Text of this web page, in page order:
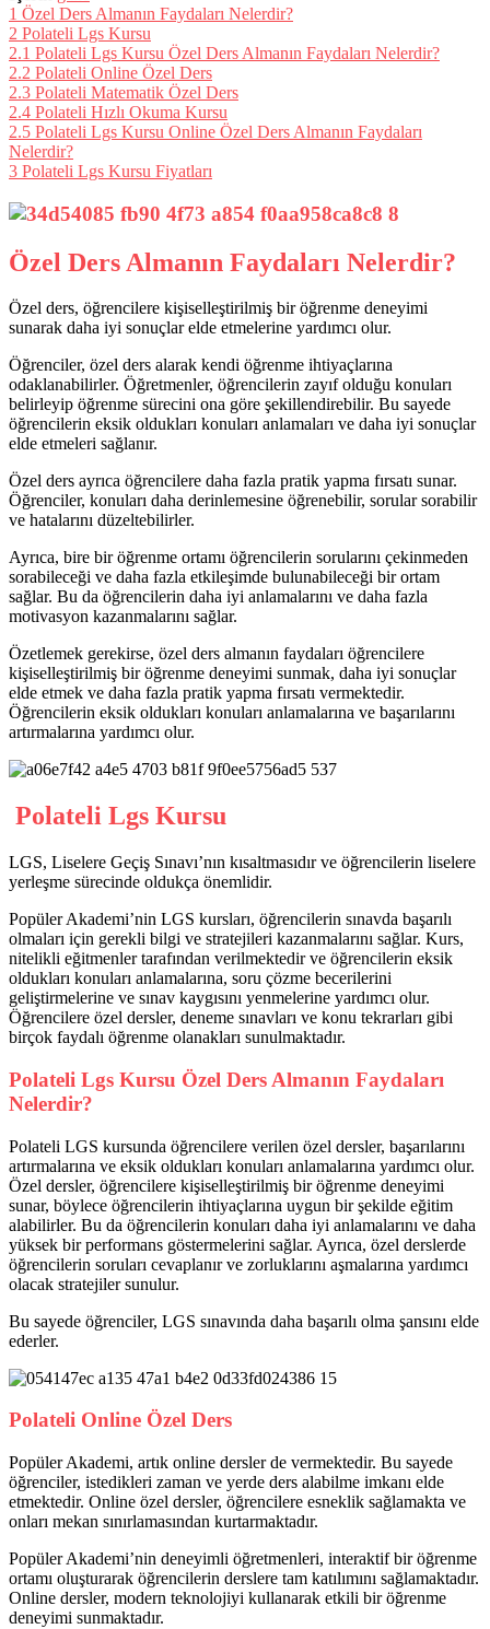
1 Özel Ders Almanın Faydaları Nelerdir?
2 Polateli Lgs Kursu
2.1 Polateli Lgs Kursu Özel Ders Almanın Faydaları Nelerdir?
2.2 Polateli Online Özel Ders
2.3 Polateli Matematik Özel Ders
2.4 Polateli Hızlı Okuma Kursu
2.5 Polateli Lgs Kursu Online Özel Ders Almanın Faydaları
Nelerdir?
3 Polateli Lgs Kursu Fiyatları
Özel Ders Almanın Faydaları Nelerdir?
Özel ders, öğrencilere kişiselleştirilmiş bir öğrenme deneyimi
sunarak daha iyi sonuçlar elde etmelerine yardımcı olur.
Öğrenciler, özel ders alarak kendi öğrenme ihtiyaçlarına
odaklanabilirler. Öğretmenler, öğrencilerin zayıf olduğu konuları
belirleyip öğrenme sürecini ona göre şekillendirebilir. Bu sayede
öğrencilerin eksik oldukları konuları anlamaları ve daha iyi sonuçlar
elde etmeleri sağlanır.
Özel ders ayrıca öğrencilere daha fazla pratik yapma fırsatı sunar.
Öğrenciler, konuları daha derinlemesine öğrenebilir, sorular sorabilir
ve hatalarını düzeltebilirler.
Ayrıca, bire bir öğrenme ortamı öğrencilerin sorularını çekinmeden
sorabileceği ve daha fazla etkileşimde bulunabileceği bir ortam
sağlar. Bu da öğrencilerin daha iyi anlamalarını ve daha fazla
motivasyon kazanmalarını sağlar.
Özetlemek gerekirse, özel ders almanın faydaları öğrencilere
kişiselleştirilmiş bir öğrenme deneyimi sunmak, daha iyi sonuçlar
elde etmek ve daha fazla pratik yapma fırsatı vermektedir.
Öğrencilerin eksik oldukları konuları anlamalarına ve başarılarını
artırmalarına yardımcı olur.
Polateli Lgs Kursu
LGS, Liselere Geçiş Sınavı’nın kısaltmasıdır ve öğrencilerin liselere
yerleşme sürecinde oldukça önemlidir.
Popüler Akademi’nin LGS kursları, öğrencilerin sınavda başarılı
olmaları için gerekli bilgi ve stratejileri kazanmalarını sağlar. Kurs,
nitelikli eğitmenler tarafından verilmektedir ve öğrencilerin eksik
oldukları konuları anlamalarına, soru çözme becerilerini
geliştirmelerine ve sınav kaygısını yenmelerine yardımcı olur.
Öğrencilere özel dersler, deneme sınavları ve konu tekrarları gibi
birçok faydalı öğrenme olanakları sunulmaktadır.
Polateli Lgs Kursu Özel Ders Almanın Faydaları
Nelerdir?
Polateli LGS kursunda öğrencilere verilen özel dersler, başarılarını
artırmalarına ve eksik oldukları konuları anlamalarına yardımcı olur.
Özel dersler, öğrencilere kişiselleştirilmiş bir öğrenme deneyimi
sunar, böylece öğrencilerin ihtiyaçlarına uygun bir şekilde eğitim
alabilirler. Bu da öğrencilerin konuları daha iyi anlamalarını ve daha
yüksek bir performans göstermelerini sağlar. Ayrıca, özel derslerde
öğrencilerin soruları cevaplanır ve zorluklarını aşmalarına yardımcı
olacak stratejiler sunulur.
Bu sayede öğrenciler, LGS sınavında daha başarılı olma şansını elde
ederler.
Polateli Online Özel Ders
Popüler Akademi, artık online dersler de vermektedir. Bu sayede
öğrenciler, istedikleri zaman ve yerde ders alabilme imkanı elde
etmektedir. Online özel dersler, öğrencilere esneklik sağlamakta ve
onları mekan sınırlamasından kurtarmaktadır.
Popüler Akademi’nin deneyimli öğretmenleri, interaktif bir öğrenme
ortamı oluşturarak öğrencilerin derslere tam katılımını sağlamaktadır.
Online dersler, modern teknolojiyi kullanarak etkili bir öğrenme
deneyimi sunmaktadır.